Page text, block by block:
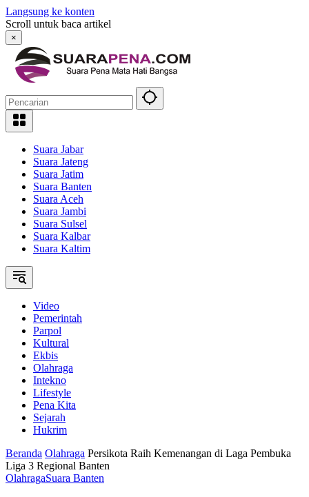
Langsung ke konten
Scroll untuk baca artikel
×
Suara Jabar
Suara Jateng
Suara Jatim
Suara Banten
Suara Aceh
Suara Jambi
Suara Sulsel
Suara Kalbar
Suara Kaltim
Video
Pemerintah
Parpol
Kultural
Ekbis
Olahraga
Intekno
Lifestyle
Pena Kita
Sejarah
Hukrim
Beranda Olahraga Persikota Raih Kemenangan di Laga Pembuka
Liga 3 Regional Banten
OlahragaSuara Banten